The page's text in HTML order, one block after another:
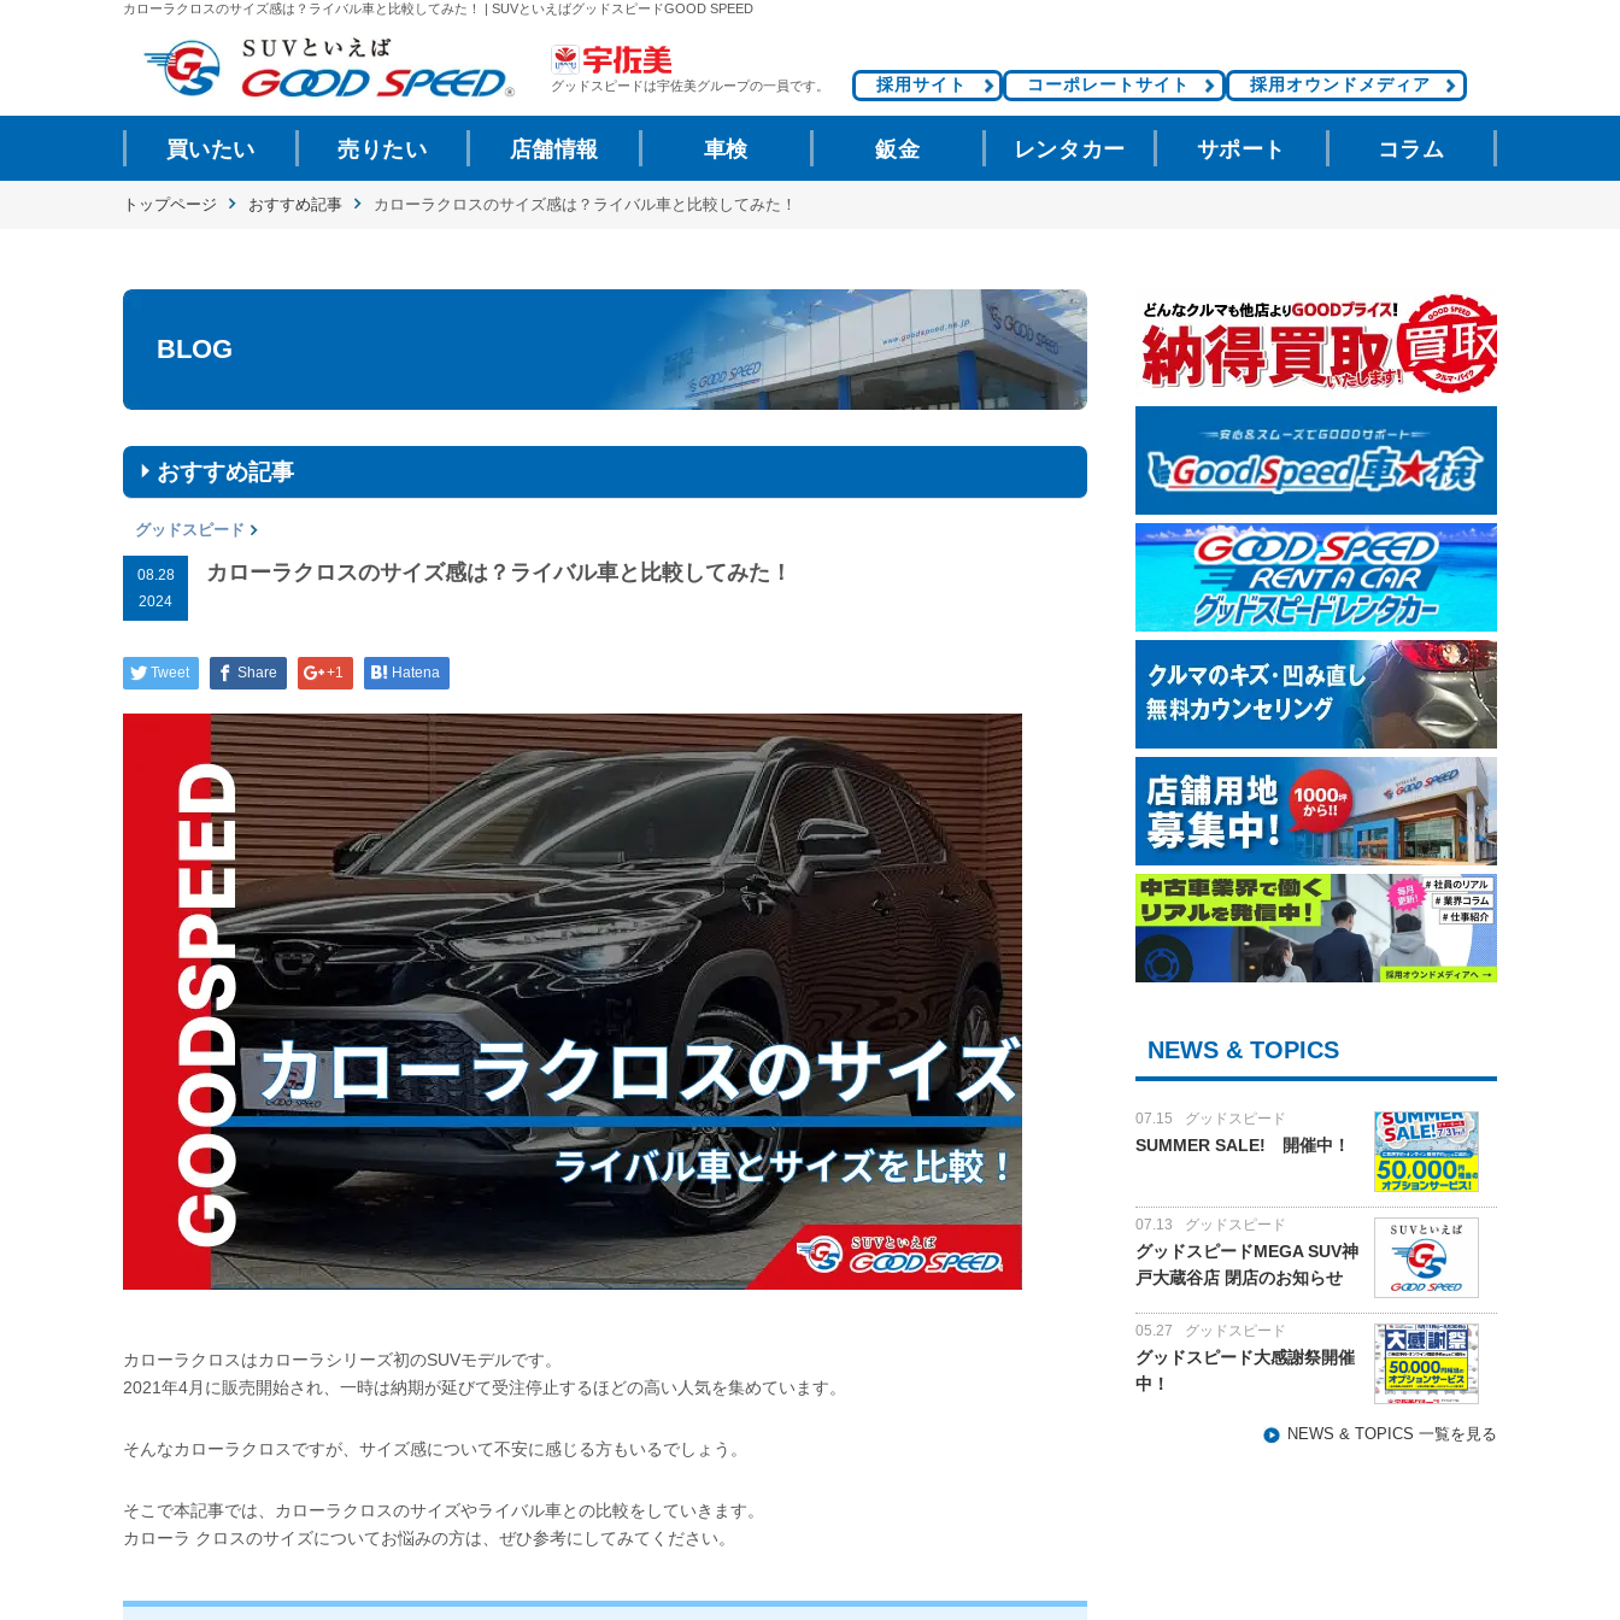
カローラクロスのサイズ感は？ライバル車と比較してみた！ | SUVといえばグッドスピードGOOD SPEED
グッドスピードは宇佐美グループの一員です。 採用サイト コーポレートサイト 採用オウンドメディア
買いたい 売りたい 店舗情報 車検 鈑金 レンタカー サポート コラム
トップページ おすすめ記事 カローラクロスのサイズ感は？ライバル車と比較してみた！
BLOG
おすすめ記事
グッドスピード
08.28
2024
カローラクロスのサイズ感は？ライバル車と比較してみた！
Tweet Share +1 Hatena
カローラクロスはカローラシリーズ初のSUVモデルです。
2021年4月に販売開始され、一時は納期が延びて受注停止するほどの高い人気を集めています。
そんなカローラクロスですが、サイズ感について不安に感じる方もいるでしょう。
そこで本記事では、カローラクロスのサイズやライバル車との比較をしていきます。
カローラ クロスのサイズについてお悩みの方は、ぜひ参考にしてみてください。
NEWS & TOPICS
07.15 グッドスピード
SUMMER SALE! 開催中！
07.13 グッドスピード
グッドスピードMEGA SUV神
戸大蔵谷店 閉店のお知らせ
05.27 グッドスピード
グッドスピード大感謝祭開催
中！
NEWS & TOPICS 一覧を見る